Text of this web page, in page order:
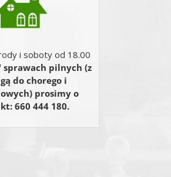
i soboty od 18.00
sprawach pilnych (z
do chorego i
prosimy o
660 444 180.